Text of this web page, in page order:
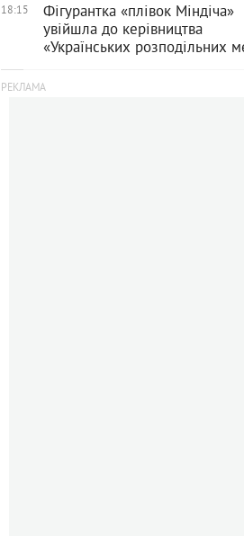
18:15
Фігурантка «плівок Міндіча»
увійшла до керівництва
«Українських розподільних